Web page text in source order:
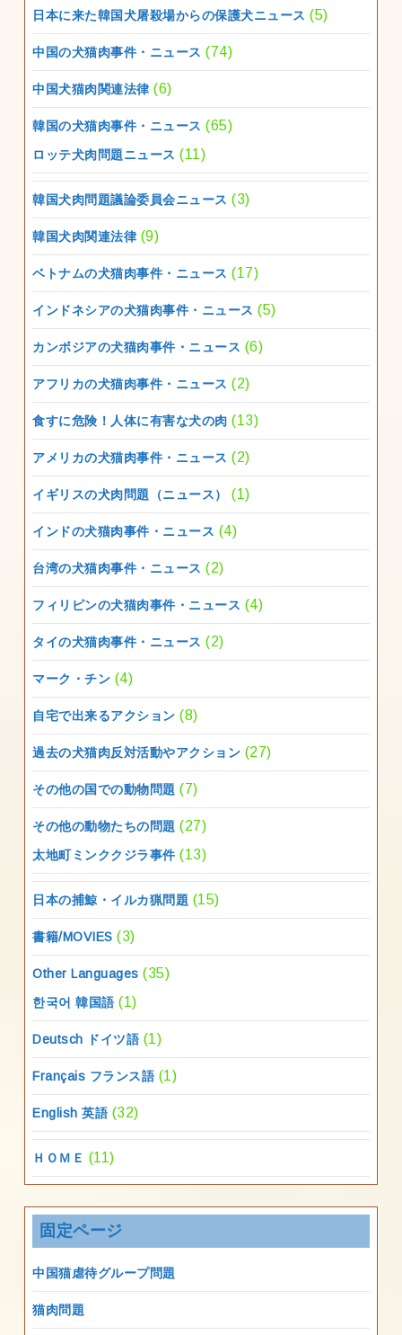
日本に来た韓国犬屠殺場からの保護犬ニュース (5)
中国の犬猫肉事件・ニュース (74)
中国犬猫肉関連法律(6)
韓国の犬猫肉事件・ニュース (65)
ロッテ犬肉問題ニュース (11)
韓国犬肉問題議論委員会ニュース (3)
韓国犬肉関連法律(9)
ベトナムの犬猫肉事件・ニュース (17)
インドネシアの犬猫肉事件・ニュース (5)
カンボジアの犬猫肉事件・ニュース (6)
アフリカの犬猫肉事件・ニュース (2)
食すに危険！人体に有害な犬の肉 (13)
アメリカの犬猫肉事件・ニュース (2)
イギリスの犬肉問題（ニュース） (1)
インドの犬猫肉事件・ニュース (4)
台湾の犬猫肉事件・ニュース (2)
フィリピンの犬猫肉事件・ニュース (4)
タイの犬猫肉事件・ニュース (2)
マーク・チン (4)
自宅で出来るアクション (8)
過去の犬猫肉反対活動やアクション (27)
その他の国での動物問題 (7)
その他の動物たちの問題 (27)
太地町ミンククジラ事件 (13)
日本の捕鯨・イルカ猟問題 (15)
書籍/MOVIES (3)
Other Languages (35)
한국어 韓国語 (1)
Deutsch ドイツ語 (1)
Français フランス語 (1)
English 英語 (32)
ＨＯＭＥ (11)
固定ページ
中国猫虐待グループ問題
猫肉問題